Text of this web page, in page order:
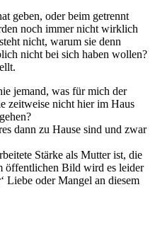
geben, oder beim getrennt
noch immer nicht wirklich
nicht, warum sie denn
nicht bei sich haben wollen?
jemand, was für mich der
zeitweise nicht hier im Haus
dann zu Hause sind und zwar
Stärke als Mutter ist, die
öffentlichen Bild wird es leider
Liebe oder Mangel an diesem